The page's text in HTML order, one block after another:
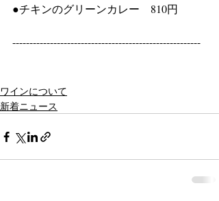
●チキンのグリーンカレー　810円
-------------------------------------------------------
ワインについて
新着ニュース